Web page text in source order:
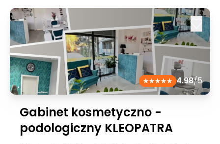
4.98/5
Gabinet kosmetyczno -
podologiczny KLEOPATRA